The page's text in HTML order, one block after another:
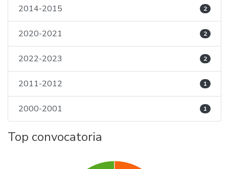
2014-2015 2
2020-2021 2
2022-2023 2
2011-2012 1
2000-2001 1
Top convocatoria